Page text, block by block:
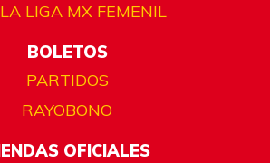
LIGA MX FEMENIL
BOLETOS
PARTIDOS
RAYOBONO
OFICIALES